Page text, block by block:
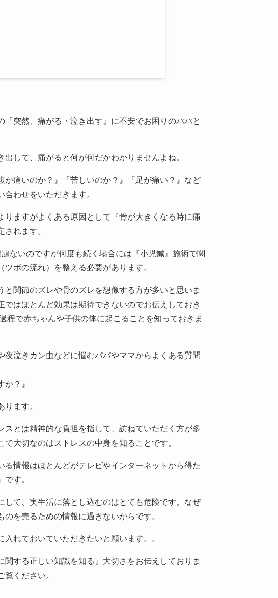
『突然、痛がる・泣き出す』に不安でお困りのパパと
出して、痛がると何が何だかわかりませんよね。
が痛いのか？』『苦しいのか？』『足が痛い？』など
合わせをいただきます。
りますがよくある原因として『骨が大きくなる時に痛
れます。
ないのですが何度も続く場合には『小児鍼』施術で関
ツボの流れ）を整える必要があります。
と関節のズレや骨のズレを想像する方が多いと思いま
ではほとんど効果は期待できないのでお伝えしておき
程で赤ちゃんや子供の体に起こることを知っておきま
夜泣きカン虫などに悩むパパやママからよくある質問
か？』
ます。
スとは精神的な負担を指して、訪ねていただく方が多
で大切なのはストレスの中身を知ることです。
る情報はほとんどがテレビやインターネットから得た
です。
して、実生活に落とし込むのはとても危険です。なぜ
のを売るための情報に過ぎないからです。
入れておいていただきたいと願います。。
関する正しい知識を知る』大切さをお伝えしておりま
ください。